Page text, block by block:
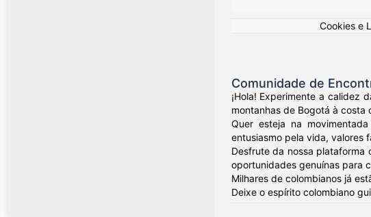
Cookies e
Comunidade de
¡Hola! Experimente a calidez
montanhas de Bogotá à
Quer esteja na
entusiasmo pela vida, valores
Desfrute da nossa plataforma
oportunidades genuínas para
Milhares de colombianos já
Deixe o espírito colombiano